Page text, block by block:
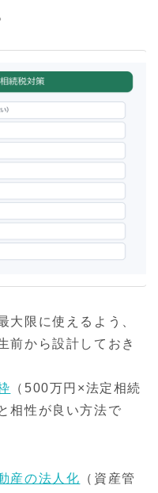
大限に使えるよう、
前から設計しておき
（500万円×法定相続
相性が良い方法で
産の法人化 （資産管